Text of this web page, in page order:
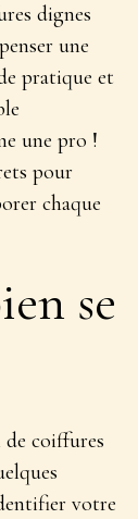
dignes
une
pratique et
une pro !
pour
chaque
se
coiffures
votre